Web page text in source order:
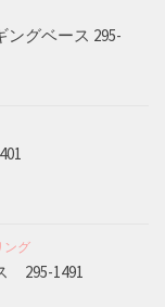
グベース 295-
ング
295-1491